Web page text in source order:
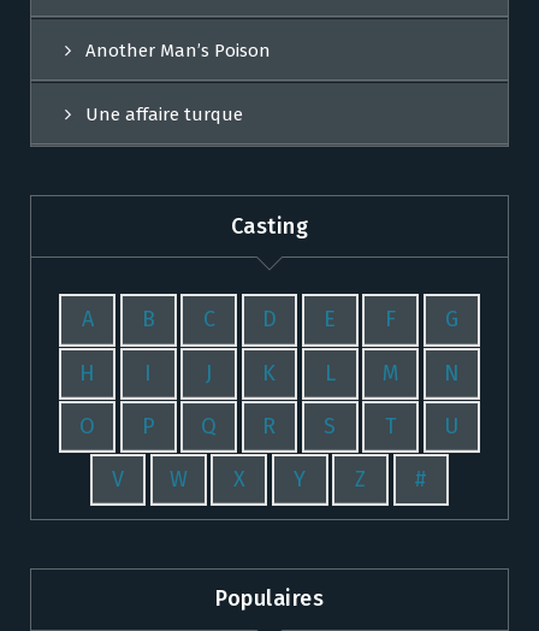
Another Man’s Poison
Une affaire turque
Casting
A B C D E F G
H I J K L M N
O P Q R S T U
V W X Y Z #
Populaires